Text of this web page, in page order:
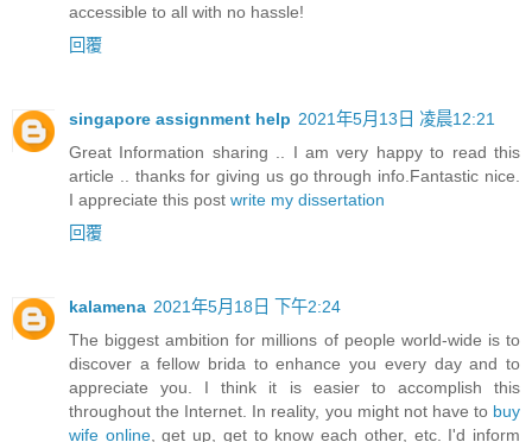
accessible to all with no hassle!
回覆
singapore assignment help 2021年5月13日 凌晨12:21
Great Information sharing .. I am very happy to read this
article .. thanks for giving us go through info.Fantastic nice.
I appreciate this post write my dissertation
回覆
kalamena 2021年5月18日 下午2:24
The biggest ambition for millions of people world-wide is to
discover a fellow brida to enhance you every day and to
appreciate you. I think it is easier to accomplish this
throughout the Internet. In reality, you might not have to buy
wife online, get up, get to know each other, etc. I'd inform